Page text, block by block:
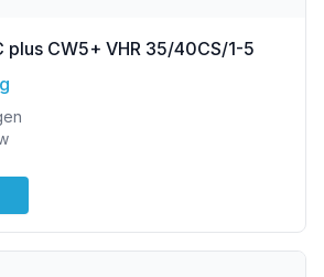
plus CW5+ VHR 35/40CS/1-5